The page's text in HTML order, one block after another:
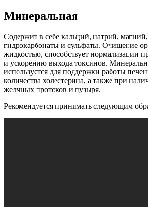
Минеральная
Содержит в себе кальций, натрий,
гидрокарбонаты и сульфаты. Очищение
жидкостью, способствует нормализации
и ускорению выхода токсинов.
используется для поддержки работы
количества холестерина, а также при
желчных протоков и пузыря.
Рекомендуется принимать следующим